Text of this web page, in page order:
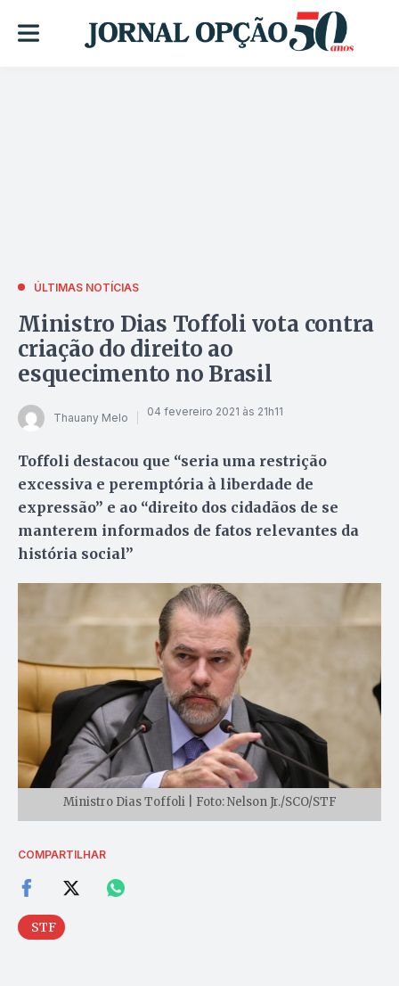
ÚLTIMAS NOTÍCIAS
Ministro Dias Toffoli vota contra
criação do direito ao
esquecimento no Brasil
Thauany Melo 04 fevereiro 2021 às 21h11
Toffoli destacou que “seria uma restrição
excessiva e peremptória à liberdade de
expressão” e ao “direito dos cidadãos de se
manterem informados de fatos relevantes da
história social”
Ministro Dias Toffoli | Foto: Nelson Jr./SCO/STF
COMPARTILHAR
STF